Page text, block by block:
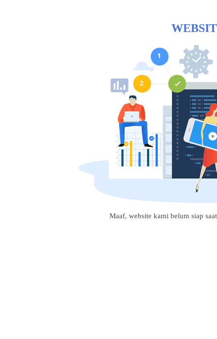
Maaf, website kami belum siap